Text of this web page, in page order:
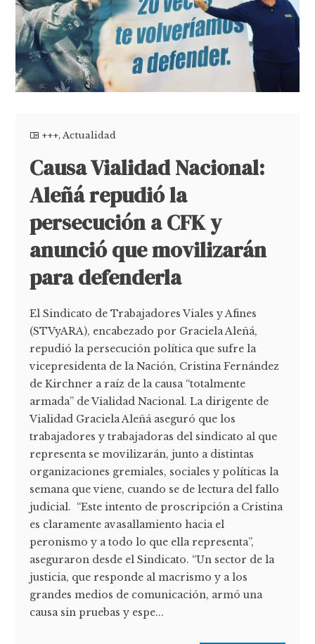
+++,Actualidad
Causa Vialidad Nacional:
Aleñá repudió la
persecución a CFK y
anunció que movilizarán
para defenderla
El Sindicato de Trabajadores Viales y Afines
(STVyARA), encabezado por Graciela Aleñá,
repudió la persecución política que sufre la
vicepresidenta de la Nación, Cristina Fernández
de Kirchner a raíz de la causa “totalmente
armada” de Vialidad Nacional. La dirigente de
Vialidad Graciela Aleñá aseguró que los
trabajadores y trabajadoras del sindicato al que
representa se movilizarán, junto a distintas
organizaciones gremiales, sociales y políticas la
semana que viene, cuando se de lectura del fallo
judicial. “Este intento de proscripción a Cristina
es claramente avasallamiento hacia el
peronismo y a todo lo que ella representa”,
aseguraron desde el Sindicato. “Un sector de la
justicia, que responde al macrismo y a los
grandes medios de comunicación, armó una
causa sin pruebas y espe...